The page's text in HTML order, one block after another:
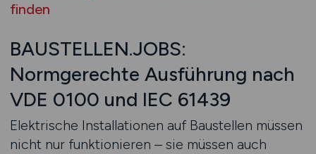
finden
BAUSTELLEN.JOBS:
Normgerechte Ausführung nach
VDE 0100 und IEC 61439
Elektrische Installationen auf Baustellen müssen
nicht nur funktionieren – sie müssen auch